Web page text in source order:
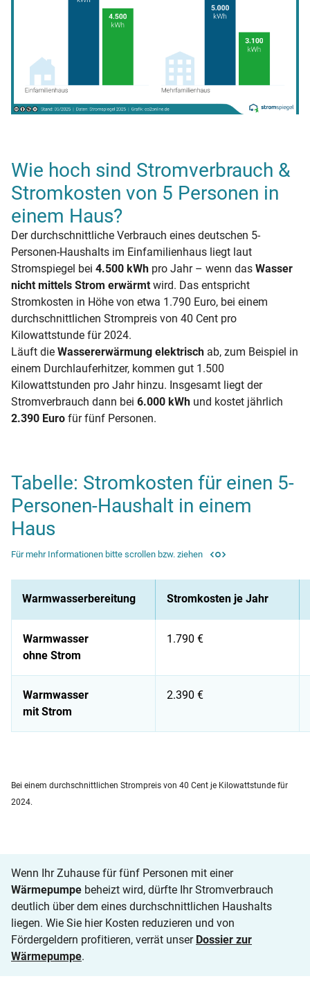
Wie hoch sind Stromverbrauch &
Stromkosten von 5 Personen in
einem Haus?
Der durchschnittliche Verbrauch eines deutschen 5-
Personen-Haushalts im Einfamilienhaus liegt laut
Stromspiegel bei 4.500 kWh pro Jahr – wenn das Wasser
nicht mittels Strom erwärmt wird. Das entspricht
Stromkosten in Höhe von etwa 1.790 Euro, bei einem
durchschnittlichen Strompreis von 40 Cent pro
Kilowattstunde für 2024.
Läuft die Wassererwärmung elektrisch ab, zum Beispiel in
einem Durchlauferhitzer, kommen gut 1.500
Kilowattstunden pro Jahr hinzu. Insgesamt liegt der
Stromverbrauch dann bei 6.000 kWh und kostet jährlich
2.390 Euro für fünf Personen.
Tabelle: Stromkosten für einen 5-
Personen-Haushalt in einem
Haus
Für mehr Informationen bitte scrollen bzw. ziehen
Warmwasserbereitung Stromkosten je Jahr
Warmwasser
ohne Strom
1.790 €
Warmwasser
mit Strom
2.390 €
Bei einem durchschnittlichen Strompreis von 40 Cent je Kilowattstunde für
2024.
Wenn Ihr Zuhause für fünf Personen mit einer
Wärmepumpe beheizt wird, dürfte Ihr Stromverbrauch
deutlich über dem eines durchschnittlichen Haushalts
liegen. Wie Sie hier Kosten reduzieren und von
Fördergeldern profitieren, verrät unser Dossier zur
Wärmepumpe.